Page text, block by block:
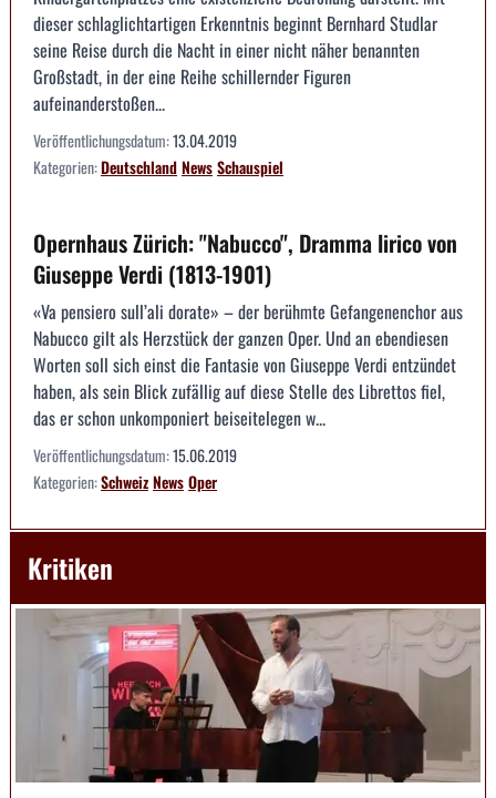
dieser schlaglichtartigen Erkenntnis beginnt Bernhard Studlar
seine Reise durch die Nacht in einer nicht näher benannten
Großstadt, in der eine Reihe schillernder Figuren
aufeinanderstoßen...
Veröffentlichungsdatum:13.04.2019
Kategorien:DeutschlandNewsSchauspiel
Opernhaus Zürich: "Nabucco", Dramma lirico von
Giuseppe Verdi (1813-1901)
«Va pensiero sull’ali dorate» – der berühmte Gefangenenchor aus
Nabucco gilt als Herzstück der ganzen Oper. Und an ebendiesen
Worten soll sich einst die Fantasie von Giuseppe Verdi entzündet
haben, als sein Blick zufällig auf diese Stelle des Librettos fiel,
das er schon unkomponiert beiseitelegen w...
Veröffentlichungsdatum:15.06.2019
Kategorien:SchweizNewsOper
Kritiken